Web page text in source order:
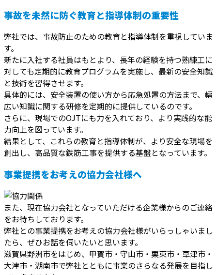
事故を未然に防ぐ教育と指導体制の重要性
弊社では、事故防止のための教育と指導体制を重視していま
す。
新たに入社する社員はもとより、長年の経験を持つ熟練工に
対しても定期的に教育プログラムを実施し、最新の安全知識
と技術を習得させます。
具体的には、安全装置の使い方から応急処置の方法まで、幅
広い知識に関する研修を定期的に提供しているのです。
さらに、現場でのOJTにも力を入れており、より実践的な能
力向上を図っています。
結果として、これらの教育と指導体制が、より安全な現場を
創出し、高品質な鉄筋工事を提供する基盤となっています。
事業提携をお考えの協力会社様へ
また、現在協力会社となっていただける企業様からのご連絡
をお待ちしております。
弊社との事業提携をお考えの協力会社様がいらっしゃいまし
たら、ぜひお話を伺いたいと思います。
滋賀県野洲市をはじめ、甲賀市・守山市・栗東市・草津市・
大津市・湖南市で弊社とともに事業のさらなる発展を目指し